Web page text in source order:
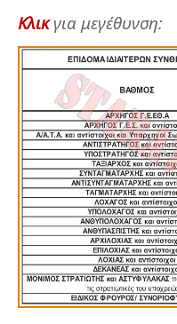
Κλικγια μεγέθυνση: